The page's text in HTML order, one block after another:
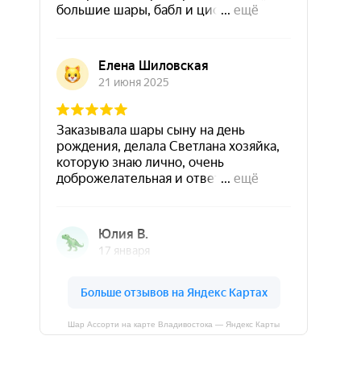
Шар Ассорти на карте Владивостока — Яндекс Карты